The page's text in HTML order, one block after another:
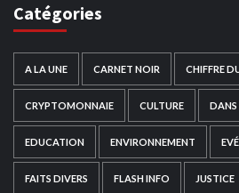
Catégories
A LA UNE CARNET NOIR CHIFFRE
CRYPTOMONNAIE CULTURE DANS
EDUCATION ENVIRONNEMENT
FAITS DIVERS FLASH INFO JUSTICE